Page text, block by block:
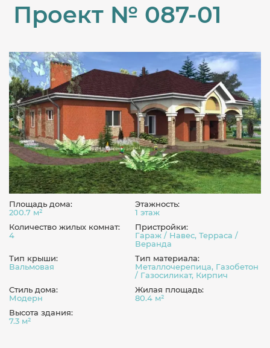
Проект № 087-01
Площадь дома:
200.7 м²
Этажность:
1 этаж
Количество жилых комнат:
4
Пристройки:
Гараж / Навес, Терраса /
Веранда
Тип крыши:
Вальмовая
Тип материала:
Металлочерепица, Газобетон
/ Газосиликат, Кирпич
Стиль дома:
Модерн
Жилая площадь:
80.4 м²
Высота здания:
7.3 м²